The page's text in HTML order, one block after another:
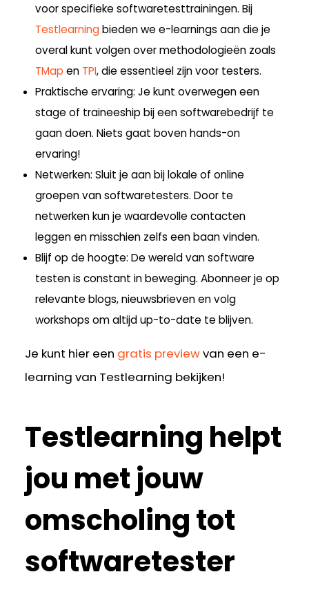
voor specifieke softwaretesttrainingen. Bij
Testlearningbieden we e-learnings aan die je
overal kunt volgen over methodologieën zoals
TMap en TPI, die essentieel zijn voor testers.
Praktische ervaring: Je kunt overwegen een
stage of traineeship bij een softwarebedrijf te
gaan doen. Niets gaat boven hands-on
ervaring!
Netwerken: Sluit je aan bij lokale of online
groepen van softwaretesters. Door te
netwerken kun je waardevolle contacten
leggen en misschien zelfs een baan vinden.
Blijf op de hoogte: De wereld van software
testen is constant in beweging. Abonneer je op
relevante blogs, nieuwsbrieven en volg
workshops om altijd up-to-date te blijven.
Je kunt hier een gratis previewvan een e-
learning van Testlearning bekijken!
Testlearning helpt
jou met jouw
omscholing tot
softwaretester